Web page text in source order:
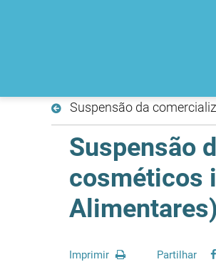
Suspensão da
Suspensão
cosméticos
Alimentares)
Imprimir Partilhar